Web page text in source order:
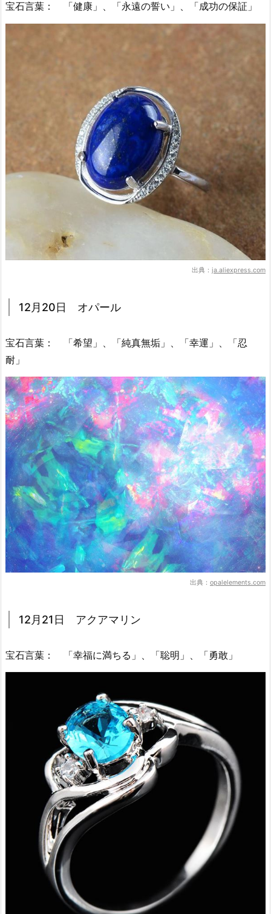
宝石言葉： 「健康」、「永遠の誓い」、「成功の保証」
出典： ja.aliexpress.com
12月20日 オパール
宝石言葉： 「希望」、「純真無垢」、「幸運」、「忍
耐」
出典： opalelements.com
12月21日 アクアマリン
宝石言葉： 「幸福に満ちる」、「聡明」、「勇敢」